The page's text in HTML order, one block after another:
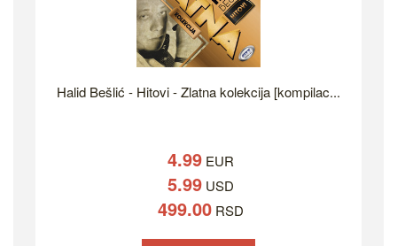
Halid Bešlić - Hitovi - Zlatna kolekcija [kompilac...
4.99 EUR
5.99 USD
499.00 RSD